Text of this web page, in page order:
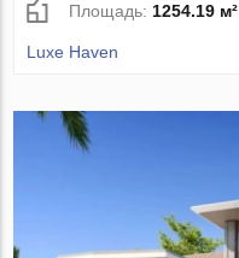
Площадь: 1254.19 м²
Luxe Haven